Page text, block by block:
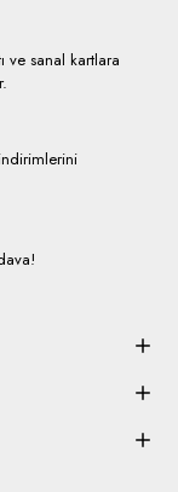
ve sanal kartlara